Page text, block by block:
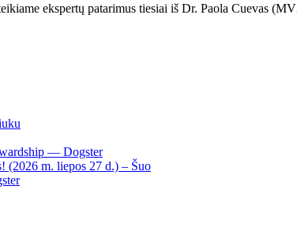
ekspertų patarimus tiesiai iš Dr. Paola Cuevas
— Dogster
(2026 m. liepos 27 d.) – Šuo